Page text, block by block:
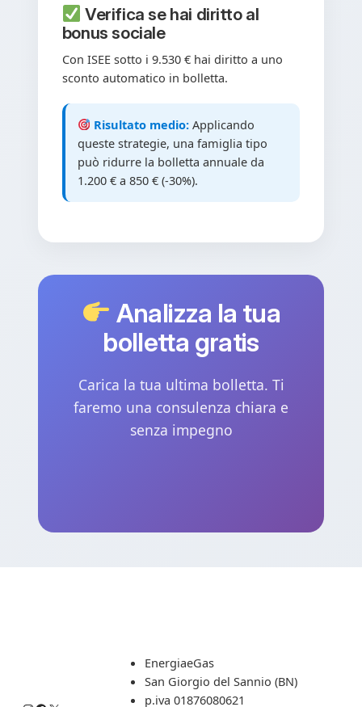
Verifica se hai diritto al
bonus sociale
Con ISEE sotto i 9.530 € hai diritto a uno
sconto automatico in bolletta.
Risultato medio: Applicando
queste strategie, una famiglia tipo
può ridurre la bolletta annuale da
1.200 € a 850 € (-30%).
Analizza la tua
bolletta gratis
Carica la tua ultima bolletta. Ti
faremo una consulenza chiara e
senza impegno
EnergiaeGas
San Giorgio del Sannio (BN)
p.iva 01876080621